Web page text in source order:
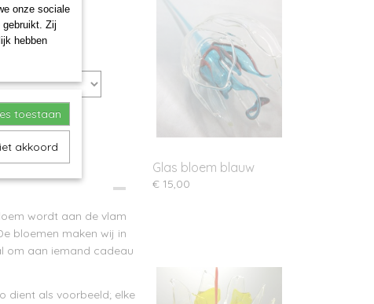
wordt aan de vlam
bloemen maken wij in
om aan iemand cadeau
dient als voorbeeld; elke
Glas bloem blauw
€ 15,00
onze sociale
Zij
hebben
toestaan
akkoord